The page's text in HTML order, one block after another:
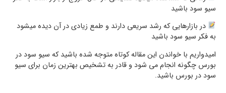
سیو سود باشید
در بازارهایی که رشد سریعی دارند و طمع زیادی در آن دیده میشود
به فکر سیو سود باشید
امیدواریم با خواندن این مقاله کوتاه متوجه شده باشید که سیو سود در
بورس چگونه انجام می شود و قادر به تشخیص بهترین زمان برای سیو
سود در بورس باشید.